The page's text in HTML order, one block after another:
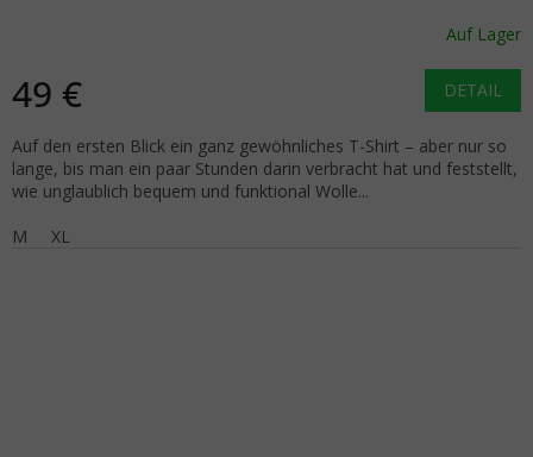
Auf Lager
49 € DETAIL
Auf den ersten Blick ein ganz gewöhnliches T-Shirt – aber nur so
lange, bis man ein paar Stunden darin verbracht hat und feststellt,
wie unglaublich bequem und funktional Wolle...
M
XL